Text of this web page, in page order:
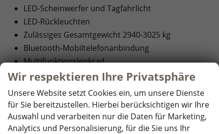
LED-Scheinwerfer und Tagfahrlicht
LED-Rückleuchten
Zulässiges Gesamtgewicht 2940-3025 kg
Bluetooth-Mobiltelefonanbindung
Multifunktionslenkrad
Sommerreifen: Good Year
Einparkhilfe hinten
Radio 33 cm (13") Farb-Touchscreen
Kabelloses App Connect
VW Connect Vorbereitung
Wir respektieren Ihre Privatsphäre
Unsere Website setzt Cookies ein, um unsere Dienste
für Sie bereitzustellen. Hierbei berücksichtigen wir Ihre
Auswahl und verarbeiten nur die Daten für Marketing,
Analytics und Personalisierung, für die Sie uns Ihr